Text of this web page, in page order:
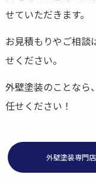
せていただきます。
お見積もりやご相談
せください。
外壁塗装のことなら
任せください！
外壁塗装専門